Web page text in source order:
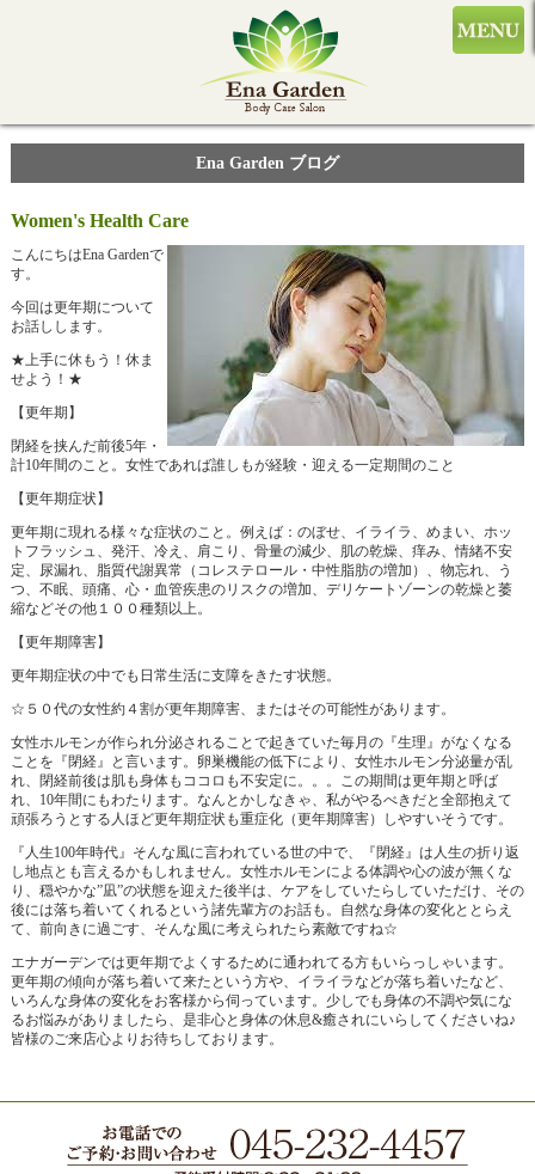
Ena Garden ブログ
Women's Health Care
こんにちはEna Gardenで
す。
今回は更年期について
お話しします。
★上手に休もう！休ま
せよう！★
【更年期】
閉経を挟んだ前後5年・
計10年間のこと。女性であれば誰しもが経験・迎える一定期間のこと
【更年期症状】
更年期に現れる様々な症状のこと。例えば：のぼせ、イライラ、めまい、ホッ
トフラッシュ、発汗、冷え、肩こり、骨量の減少、肌の乾燥、痒み、情緒不安
定、尿漏れ、脂質代謝異常（コレステロール・中性脂肪の増加）、物忘れ、う
つ、不眠、頭痛、心・血管疾患のリスクの増加、デリケートゾーンの乾燥と萎
縮などその他１００種類以上。
【更年期障害】
更年期症状の中でも日常生活に支障をきたす状態。
☆５０代の女性約４割が更年期障害、またはその可能性があります。
女性ホルモンが作られ分泌されることで起きていた毎月の『生理』がなくなる
ことを『閉経』と言います。卵巣機能の低下により、女性ホルモン分泌量が乱
れ、閉経前後は肌も身体もココロも不安定に。。。この期間は更年期と呼ば
れ、10年間にもわたります。なんとかしなきゃ、私がやるべきだと全部抱えて
頑張ろうとする人ほど更年期症状も重症化（更年期障害）しやすいそうです。
『人生100年時代』そんな風に言われている世の中で、『閉経』は人生の折り返
し地点とも言えるかもしれません。女性ホルモンによる体調や心の波が無くな
り、穏やかな”凪”の状態を迎えた後半は、ケアをしていたらしていただけ、その
後には落ち着いてくれるという諸先輩方のお話も。自然な身体の変化ととらえ
て、前向きに過ごす、そんな風に考えられたら素敵ですね☆
エナガーデンでは更年期でよくするために通われてる方もいらっしゃいます。
更年期の傾向が落ち着いて来たという方や、イライラなどが落ち着いたなど、
いろんな身体の変化をお客様から伺っています。少しでも身体の不調や気にな
るお悩みがありましたら、是非心と身体の休息&癒されにいらしてくださいね♪
皆様のご来店心よりお待ちしております。